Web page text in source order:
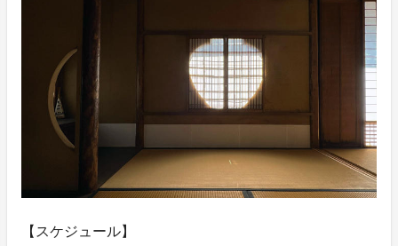
【スケジュール】